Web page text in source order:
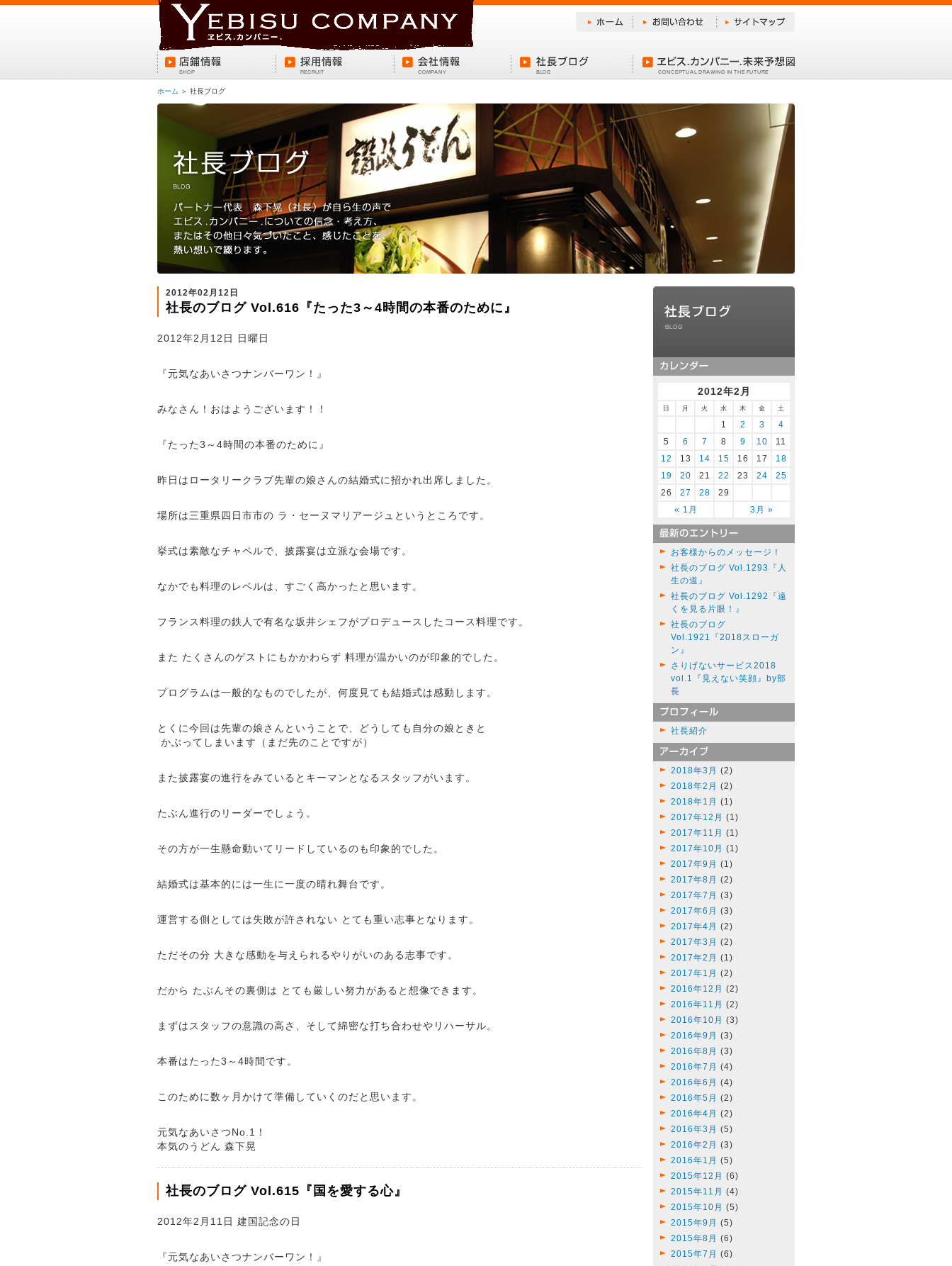
ホーム ＞ 社長ブログ
2012年02月12日
社長のブログ Vol.616『たった3～4時間の本番のために』
2012年2 月 12 日 日曜日
『元気なあいさつナンバーワン！』
みなさん！おはようございます！！
『たった3 ～ 4時間の本番のために』
昨日はロータリークラブ先輩の娘さんの結婚式に招かれ出席しました。
場所は三重県四日市市の ラ・セーヌマリアージュというところです。
挙式は素敵なチャペルで、披露宴は立派な会場です。
なかでも料理のレベルは、すごく高かったと思います。
フランス料理の鉄人で有名な坂井シェフがプロデュースしたコース料理です。
また たくさんのゲストにもかかわらず 料理が温かいのが印象的でした。
プログラムは一般的なものでしたが、何度見ても結婚式は感動します。
とくに今回は先輩の娘さんということで、どうしても自分の娘ときと
かぶってしまいます（まだ先のことですが）
また披露宴の進行をみているとキーマンとなるスタッフがいます。
たぶん進行のリーダーでしょう。
その方が一生懸命動いてリードしているのも印象的でした。
結婚式は基本的には一生に一度の晴れ舞台です。
運営する側としては失敗が許されない とても重い志事となります。
ただその分 大きな感動を与えられるやりがいのある志事です。
だから たぶんその裏側は とても厳しい努力があると想像できます。
まずはスタッフの意識の高さ、そして綿密な打ち合わせやリハーサル。
本番はたった3 ～ 4時間です。
このために数ヶ月かけて準備していくのだと思います。
元気なあいさつNo.1
！
本気のうどん 森下晃
社長のブログ Vol.615『国を愛する心』
2012年2 月 11 日 建国記念の日
『元気なあいさつナンバーワン！』
2012年2月
日 月 火 水 木 金 土
« 1月 3月 »
1 2 3
4
5
6 7 8 9 10
11
12
13 14 15 16 17
18
19
20 21 22 23 24
25
26
27 28 29
お客様からのメッセージ！
社長のブログ Vol.1293『人
生の道』
社長のブログ Vol.1292『遠
くを見る片眼！』
社長のブログ
Vol.1921『2018スローガ
ン』
さりげないサービス2018
vol.1『見えない笑顔』by部
長
社長紹介
2018年3月 (2)
2018年2月 (2)
2018年1月 (1)
2017年12月 (1)
2017年11月 (1)
2017年10月 (1)
2017年9月 (1)
2017年8月 (2)
2017年7月 (3)
2017年6月 (3)
2017年4月 (2)
2017年3月 (2)
2017年2月 (1)
2017年1月 (2)
2016年12月 (2)
2016年11月 (2)
2016年10月 (3)
2016年9月 (3)
2016年8月 (3)
2016年7月 (4)
2016年6月 (4)
2016年5月 (2)
2016年4月 (2)
2016年3月 (5)
2016年2月 (3)
2016年1月 (5)
2015年12月 (6)
2015年11月 (4)
2015年10月 (5)
2015年9月 (5)
2015年8月 (6)
2015年7月 (6)